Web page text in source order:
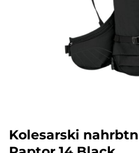
Kolesarski